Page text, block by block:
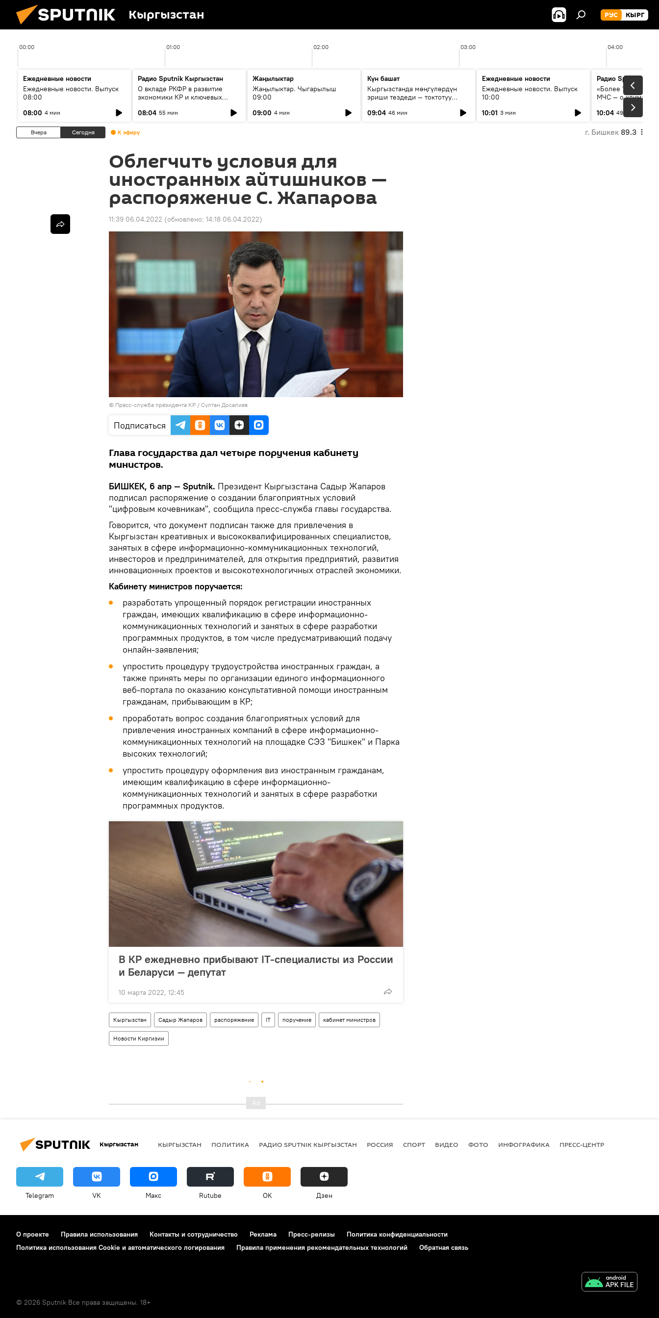
Кыргызстан РУС КЫРГ
00:00 01:00 02:00 03:00 04:00
Ежедневные новости
Ежедневные новости. Выпуск
08:00
08:00 4 мин
Радио Sputnik Кыргызстан
О вкладе РКФР в развитие
экономики КР и ключевых
08:04 55 мин
Жаңылыктар
Жаңылыктар. Чыгарылыш
09:00
09:00 4 мин
Күн башат
Кыргызстанда мөңгүлөрдүн
эриши тездеди — токтотуу
09:04 46 мин
Ежедневные новости
Ежедневные новости. Выпуск
10:00
10:01 3 мин
Радио Sputnik
«Более 1200 сёл в
МЧС — о климате,
системе
населения
10:04 49 мин
Вчера Сегодня К эфиру г. Бишкек 89.3
Облегчить условия для
иностранных айтишников —
распоряжение С. Жапарова
11:39 06.04.2022 (обновлено: 14:18 06.04.2022)
© Пресс-служба президента КР / Султан Досалиев
Подписаться
Глава государства дал четыре поручения кабинету
министров.
БИШКЕК, 6 апр — Sputnik. Президент Кыргызстана Садыр Жапаров
подписал распоряжение о создании благоприятных условий
"цифровым кочевникам", сообщила пресс-служба главы государства.
Говорится, что документ подписан также для привлечения в
Кыргызстан креативных и высококвалифицированных специалистов,
занятых в сфере информационно-коммуникационных технологий,
инвесторов и предпринимателей, для открытия предприятий, развития
инновационных проектов и высокотехнологичных отраслей экономики.
Кабинету министров поручается:
разработать упрощенный порядок регистрации иностранных
граждан, имеющих квалификацию в сфере информационно-
коммуникационных технологий и занятых в сфере разработки
программных продуктов, в том числе предусматривающий подачу
онлайн-заявления;
упростить процедуру трудоустройства иностранных граждан, а
также принять меры по организации единого информационного
веб-портала по оказанию консультативной помощи иностранным
гражданам, прибывающим в КР;
проработать вопрос создания благоприятных условий для
привлечения иностранных компаний в сфере информационно-
коммуникационных технологий на площадке СЭЗ "Бишкек" и Парка
высоких технологий;
упростить процедуру оформления виз иностранным гражданам,
имеющим квалификацию в сфере информационно-
коммуникационных технологий и занятых в сфере разработки
программных продуктов.
В КР ежедневно прибывают IT-специалисты из России
и Беларуси — депутат
10 марта 2022, 12:45
Кыргызстан Садыр Жапаров распоряжение IT поручение кабинет министров
Новости Киргизии
Кыргызстан КЫРГЫЗСТАН ПОЛИТИКА РАДИО SPUTNIK КЫРГЫЗСТАН РОССИЯ СПОРТ ВИДЕО ФОТО ИНФОГРАФИКА ПРЕСС-ЦЕНТР
Telegram VK Макс Rutube OK Дзен
О проекте Правила использования Контакты и сотрудничество Реклама Пресс-релизы
Политика конфиденциальности
Политика использования Cookie и автоматического логирования
Правила применения рекомендательных технологий Обратная связь
© 2026 Sputnik Все права защищены. 18+